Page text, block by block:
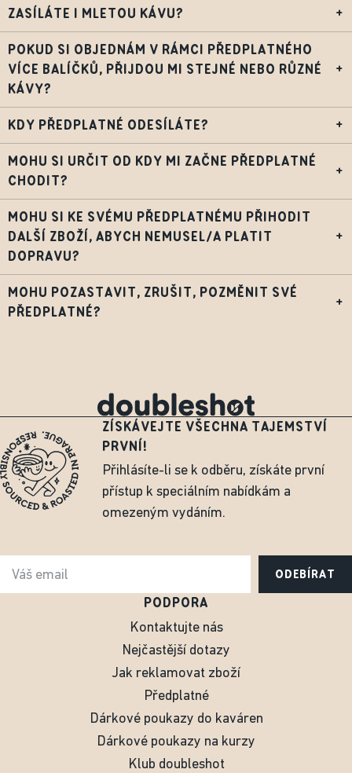
ZASÍLÁTE I MLETOU KÁVU? +
POKUD SI OBJEDNÁM V RÁMCI PŘEDPLATNÉHO
VÍCE BALÍČKŮ, PŘIJDOU MI STEJNÉ NEBO RŮZNÉ
KÁVY?
+
KDY PŘEDPLATNÉ ODESÍLÁTE? +
MOHU SI URČIT OD KDY MI ZAČNE PŘEDPLATNÉ
CHODIT?
+
MOHU SI KE SVÉMU PŘEDPLATNÉMU PŘIHODIT
DALŠÍ ZBOŽÍ, ABYCH NEMUSEL/A PLATIT
DOPRAVU?
+
MOHU POZASTAVIT, ZRUŠIT, POZMĚNIT SVÉ
PŘEDPLATNÉ?
+
ZÍSKÁVEJTE VŠECHNA TAJEMSTVÍ
PRVNÍ!
Přihlásíte-li se k odběru, získáte první
přístup k speciálním nabídkám a
omezeným vydáním.
ODEBÍRAT
PODPORA
Kontaktujte nás
Nejčastější dotazy
Jak reklamovat zboží
Předplatné
Dárkové poukazy do kaváren
Dárkové poukazy na kurzy
Klub doubleshot